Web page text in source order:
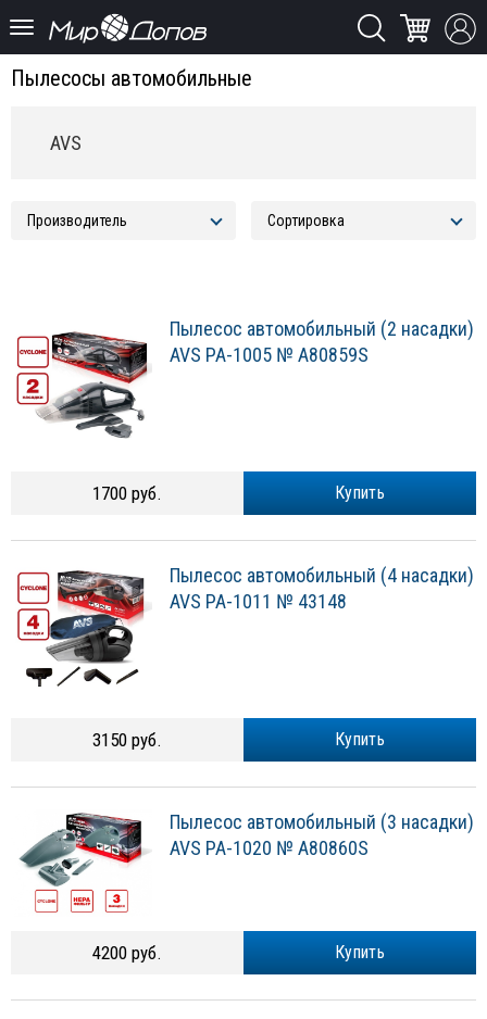
Пылесосы автомобильные
AVS
Пылесос автомобильный (2 насадки)
AVS PA-1005 № A80859S
Купить
1700 руб.
Пылесос автомобильный (4 насадки)
AVS PA-1011 № 43148
Купить
3150 руб.
Пылесос автомобильный (3 насадки)
AVS PA-1020 № A80860S
Купить
4200 руб.